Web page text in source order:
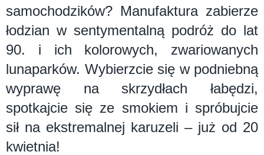
samochodzików? Manufaktura zabierze
łodzian w sentymentalną podróż do lat
90. i ich kolorowych, zwariowanych
lunaparków. Wybierzcie się w podniebną
wyprawę na skrzydłach łabędzi,
spotkajcie się ze smokiem i spróbujcie
sił na ekstremalnej karuzeli – już od 20
kwietnia!